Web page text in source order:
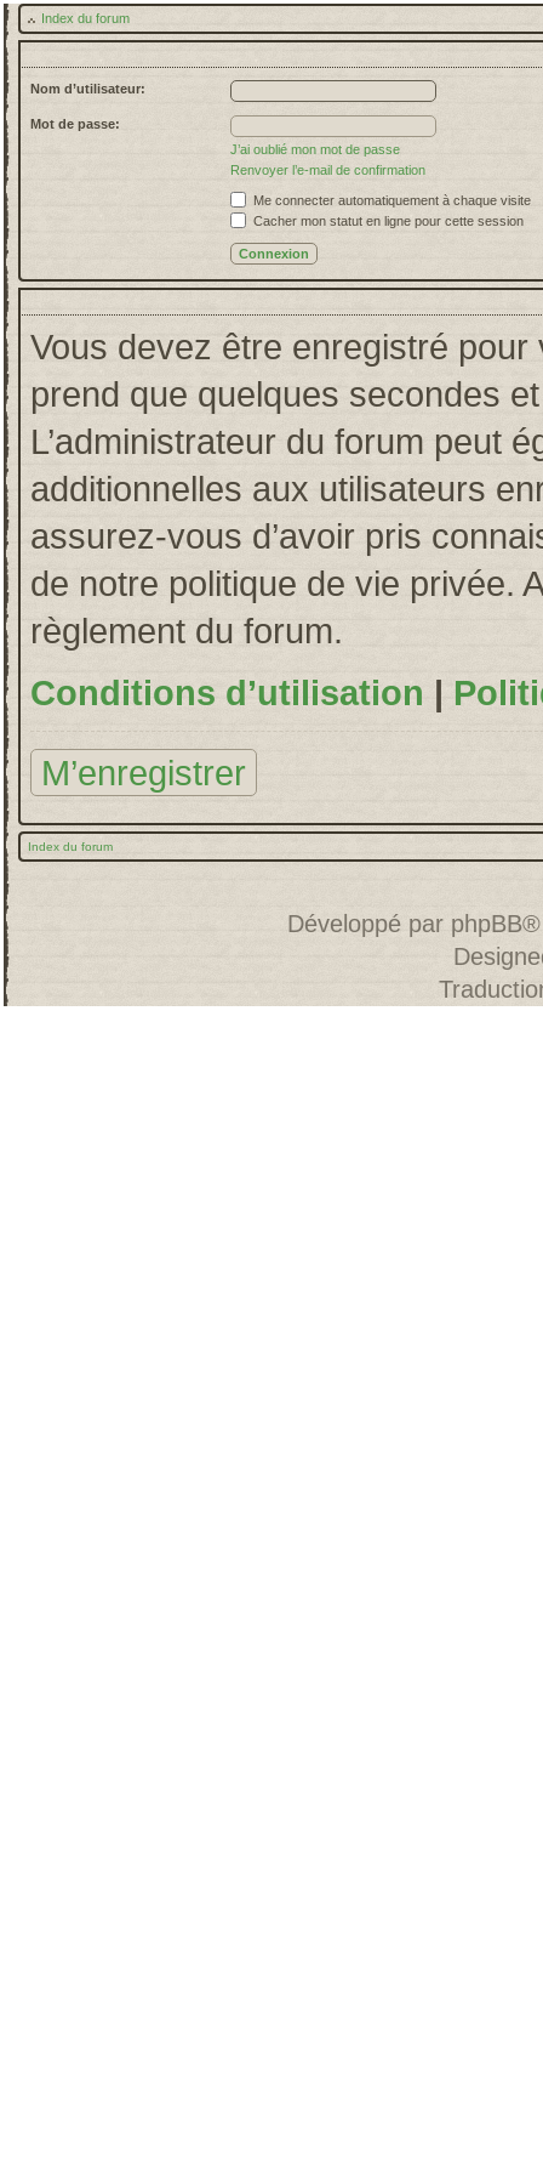
Index du forum
Nom d’utilisateur:
Mot de passe:
J’ai oublié mon mot de passe
Renvoyer l’e-mail de confirmation
Me connecter automatiquement à chaque visite
Cacher mon statut en ligne pour cette session
Vous devez être enregistré pour
prend que quelques secondes
L’administrateur du forum peut
additionnelles aux utilisateurs
assurez-vous d’avoir pris
de notre politique de vie privée.
règlement du forum.
Conditions d’utilisation |
M’enregistrer
Index du forum
Développé par phpBB®